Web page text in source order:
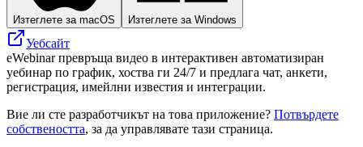
Изтеглете за macOS Изтеглете за Windows
Уебсайт
eWebinar превръща видео в интерактивен автоматизиран
уебинар по график, хоства ги 24/7 и предлага чат, анкети,
регистрация, имейлни известия и интеграции.
Вие ли сте разработчикът на това приложение? Потвърдете
собствеността, за да управлявате тази страница.